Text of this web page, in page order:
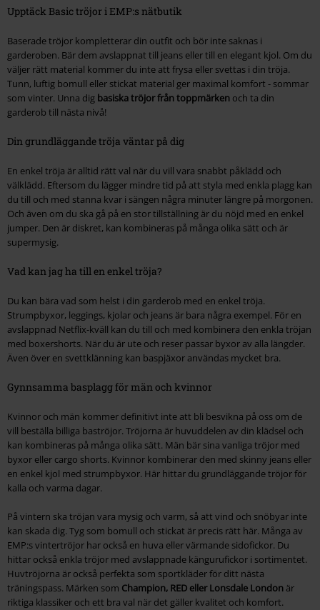
Upptäck Basic tröjor i EMP:s nätbutik
Baserade tröjor kompletterar din outfit och bör inte saknas i
garderoben. Bär dem avslappnat till jeans eller till en elegant kjol. Om du
väljer rätt material kommer du inte att frysa eller svettas i din tröja.
Tunn, luftig bomull eller stickat material ger maximal komfort - sommar
som vinter. Unna dig basiska tröjor från toppmärken och ta din
garderob till nästa nivå!
Din grundläggande tröja väntar på dig
En enkel tröja är alltid rätt val när du vill vara snabbt påklädd och
välklädd. Eftersom du lägger mindre tid på att styla med enkla plagg kan
du till och med stanna kvar i sängen några minuter längre på morgonen.
Och även om du ska gå på en stor tillställning är du nöjd med en enkel
jumper. Den är diskret, kan kombineras på många olika sätt och är
supermysig.
Vad kan jag ha till en enkel tröja?
Du kan bära vad som helst i din garderob med en enkel tröja.
Strumpbyxor, leggings, kjolar och jeans är bara några exempel. För en
avslappnad Netflix-kväll kan du till och med kombinera den enkla tröjan
med boxershorts. När du är ute och reser passar byxor av alla längder.
Även över en svettklänning kan baspjäxor användas mycket bra.
Gynnsamma basplagg för män och kvinnor
Kvinnor och män kommer definitivt inte att bli besvikna på oss om de
vill beställa billiga baströjor. Tröjorna är huvuddelen av din klädsel och
kan kombineras på många olika sätt. Män bär sina vanliga tröjor med
byxor eller cargo shorts. Kvinnor kombinerar den med skinny jeans eller
en enkel kjol med strumpbyxor. Här hittar du grundläggande tröjor för
kalla och varma dagar.
På vintern ska tröjan vara mysig och varm, så att vind och snöbyar inte
kan skada dig. Tyg som bomull och stickat är precis rätt här. Många av
EMP:s vintertröjor har också en huva eller värmande sidofickor. Du
hittar också enkla tröjor med avslappnade kängurufickor i sortimentet.
Huvtröjorna är också perfekta som sportkläder för ditt nästa
träningspass. Märken som Champion, RED eller Lonsdale London är
riktiga klassiker och ett bra val när det gäller kvalitet och komfort.